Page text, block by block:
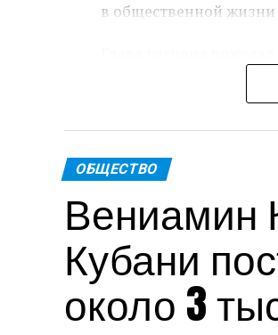
в общественной
Теги: Губернатор
ОБЩЕСТВО
Вениамин
Кубани
около 3